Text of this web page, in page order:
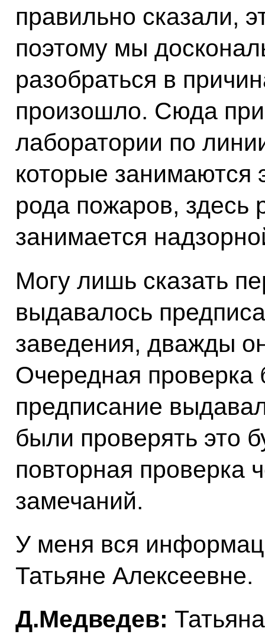
правильно сказали,
поэтому мы
разобраться в
произошло. Сюда
лаборатории по
которые занимаются
рода пожаров, здесь
занимается
Могу лишь сказать
выдавалось
заведения, дважды
Очередная проверка
предписание
были проверять это
повторная проверка
замечаний.
У меня вся
Татьяне Алексеевне.
Д.Медведев: